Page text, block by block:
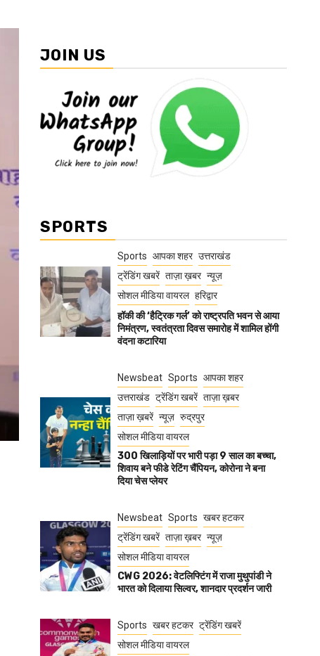
JOIN US
SPORTS
Sports आपका शहर उत्तराखंड
ट्रेंडिंग खबरें ताज़ा ख़बर न्यूज़
सोशल मीडिया वायरल हरिद्वार
हॉकी की ‘हैट्रिक गर्ल’ को राष्ट्रपति भवन से आया
निमंत्रण, स्वतंत्रता दिवस समारोह में शामिल होंगी
वंदना कटारिया
Newsbeat Sports आपका शहर
उत्तराखंड ट्रेंडिंग खबरें ताज़ा ख़बर
ताज़ा ख़बरें न्यूज़ रुद्रपुर
सोशल मीडिया वायरल
300 खिलाड़ियों पर भारी पड़ा 9 साल का बच्चा,
शिवाय बने फीडे रेटिंग चैंपियन, कोरोना ने बना
दिया चेस प्लेयर
Newsbeat Sports खबर हटकर
ट्रेंडिंग खबरें ताज़ा ख़बर न्यूज़
सोशल मीडिया वायरल
CWG 2026: वेटलिफ्टिंग में राजा मुथुपांडी ने
भारत को दिलाया सिल्वर, शानदार प्रदर्शन जारी
Sports खबर हटकर ट्रेंडिंग खबरें
सोशल मीडिया वायरल